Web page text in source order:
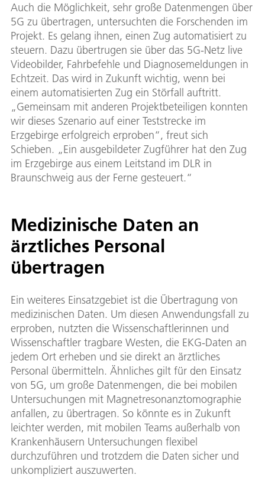
Auch die Möglichkeit, sehr große Datenmengen über
5G zu übertragen, untersuchten die Forschenden im
Projekt. Es gelang ihnen, einen Zug automatisiert zu
steuern. Dazu übertrugen sie über das 5G-Netz live
Videobilder, Fahrbefehle und Diagnosemeldungen in
Echtzeit. Das wird in Zukunft wichtig, wenn bei
einem automatisierten Zug ein Störfall auftritt.
„Gemeinsam mit anderen Projektbeteiligen konnten
wir dieses Szenario auf einer Teststrecke im
Erzgebirge erfolgreich erproben“, freut sich
Schieben. „Ein ausgebildeter Zugführer hat den Zug
im Erzgebirge aus einem Leitstand im DLR in
Braunschweig aus der Ferne gesteuert.“
Medizinische Daten an
ärztliches Personal
übertragen
Ein weiteres Einsatzgebiet ist die Übertragung von
medizinischen Daten. Um diesen Anwendungsfall zu
erproben, nutzten die Wissenschaftlerinnen und
Wissenschaftler tragbare Westen, die EKG-Daten an
jedem Ort erheben und sie direkt an ärztliches
Personal übermitteln. Ähnliches gilt für den Einsatz
von 5G, um große Datenmengen, die bei mobilen
Untersuchungen mit Magnetresonanztomographie
anfallen, zu übertragen. So könnte es in Zukunft
leichter werden, mit mobilen Teams außerhalb von
Krankenhäusern Untersuchungen flexibel
durchzuführen und trotzdem die Daten sicher und
unkompliziert auszuwerten.